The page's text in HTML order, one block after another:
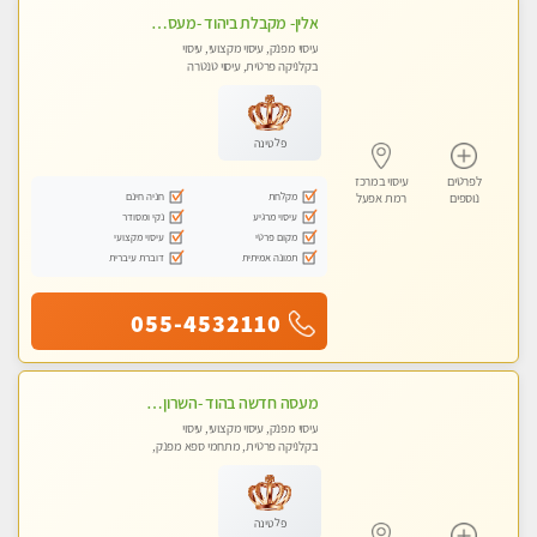
לפרטים
נוספים
עיסוי במרכז
רמת אפעל
אלין- מקבלת ביהוד -מעסה פרטית ואיכותית לבד ביהוד . עיסוי מפנק אצלי ביהוד
עיסוי מפנק, עיסוי מקצועי, עיסוי
בקלניקה פרטית, עיסוי טנטרה
פלטינה
מקלחת
חניה חינם
עיסוי מרגיע
נקי ומסודר
מקום פרטי
עיסוי מקצועי
תמונה אמיתית
דוברת עיברית
055-4532110
מעסה חדשה בהוד -השרון -כל סוגי העיסויים מעסה מקצועית ואיכותית פרטי!!!מומלץ לחלוטין!!
עיסוי מפנק, עיסוי מקצועי, עיסוי
בקלניקה פרטית, מתחמי ספא מפנק,
פלטינה